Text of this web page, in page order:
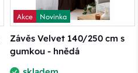
Akce
Novinka
Závěs Velvet 140/250 cm s
gumkou - hnědá